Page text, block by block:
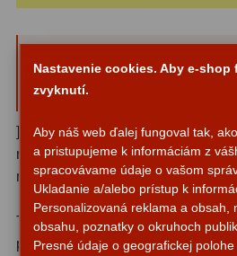
ED a Flat Field12
Ostatné30
Barlow65
Filtre182
TS-Optics high-quality
Storage Bag for
and Telephoto Lenses
]The TSBAG54 is especially well
reflector telescopes and reflex
millimetres and a diameter of 260
The TSBAG54 has a particularly
protecting even very delicate
Nastavenie cookies. Aby e-
zvyknutí.
Aby náš web ďalej fungoval tak,
a pristupujeme k informáciám z
spracovávame údaje o vašom
Ukladanie a/alebo prístup k
Personalizovaná reklama a obsah,
obsahu, poznatky o okruhoch
Presné údaje o geografickej